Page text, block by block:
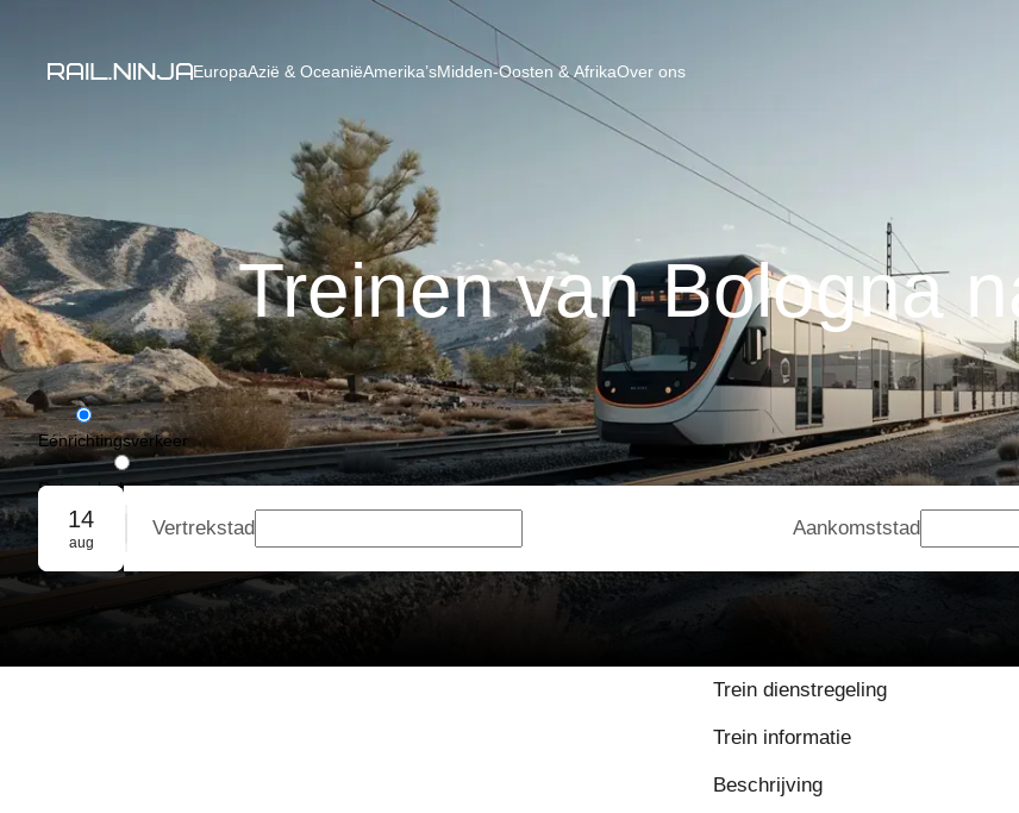
EuropaAzië & OceaniëAmerika’sMidden-Oosten & AfrikaOver ons
Treinen van Bologna
Eénrichtingsverkeer
Retourvlucht
Groepsreservering
14
aug
Vertrekstad Aankomststad
Trein dienstregeling
Trein informatie
Beschrijving